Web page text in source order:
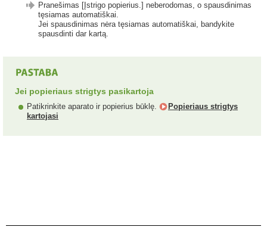
Pranešimas [Įstrigo popierius.] neberodomas, o spausdinimas
tęsiamas automatiškai.
Jei spausdinimas nėra tęsiamas automatiškai, bandykite
spausdinti dar kartą.
Jei popieriaus strigtys pasikartoja
Patikrinkite aparato ir popierius būklę.
Popieriaus strigtys
kartojasi